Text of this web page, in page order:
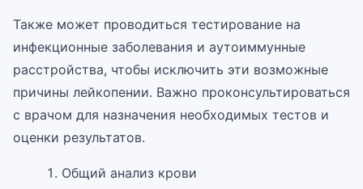
Также может проводиться тестирование на
инфекционные заболевания и аутоиммунные
расстройства, чтобы исключить эти возможные
причины лейкопении. Важно проконсультироваться
с врачом для назначения необходимых тестов и
оценки результатов.
Общий анализ крови